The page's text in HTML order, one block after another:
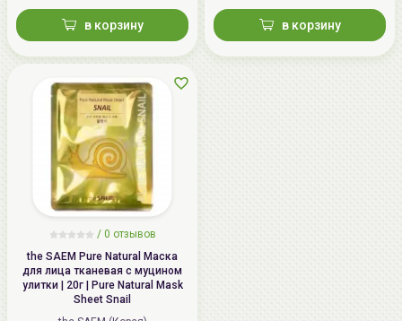
в корзину в корзину
/ 0 отзывов
the SAEM Pure Natural Маска
для лица тканевая с муцином
улитки | 20г | Pure Natural Mask
Sheet Snail